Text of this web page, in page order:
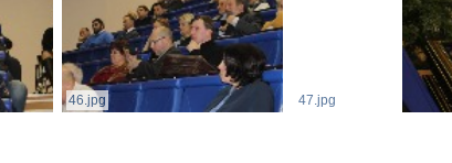
46.jpg 47.jpg